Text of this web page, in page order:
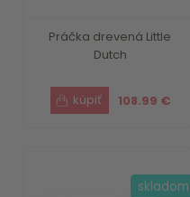
Práčka drevená Little
Dutch
108.99 €
skladom